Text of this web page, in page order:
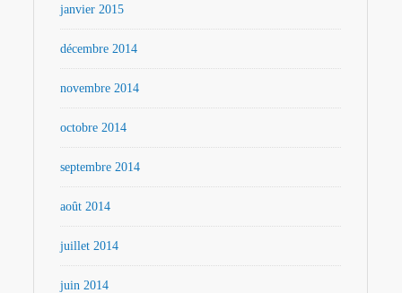
janvier 2015
décembre 2014
novembre 2014
octobre 2014
septembre 2014
août 2014
juillet 2014
juin 2014